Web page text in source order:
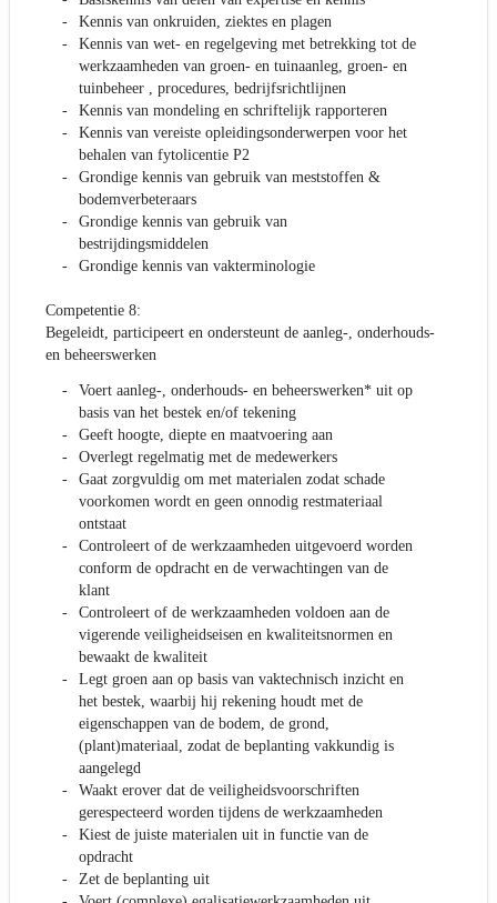
Kennis van onkruiden, ziektes en plagen
Kennis van wet- en regelgeving met betrekking tot de
werkzaamheden van groen- en tuinaanleg, groen- en
tuinbeheer , procedures, bedrijfsrichtlijnen
Kennis van mondeling en schriftelijk rapporteren
Kennis van vereiste opleidingsonderwerpen voor het
behalen van fytolicentie P2
Grondige kennis van gebruik van meststoffen &
bodemverbeteraars
Grondige kennis van gebruik van
bestrijdingsmiddelen
Grondige kennis van vakterminologie
Competentie 8:
Begeleidt, participeert en ondersteunt de aanleg-, onderhouds-
en beheerswerken
Voert aanleg-, onderhouds- en beheerswerken* uit op
basis van het bestek en/of tekening
Geeft hoogte, diepte en maatvoering aan
Overlegt regelmatig met de medewerkers
Gaat zorgvuldig om met materialen zodat schade
voorkomen wordt en geen onnodig restmateriaal
ontstaat
Controleert of de werkzaamheden uitgevoerd worden
conform de opdracht en de verwachtingen van de
klant
Controleert of de werkzaamheden voldoen aan de
vigerende veiligheidseisen en kwaliteitsnormen en
bewaakt de kwaliteit
Legt groen aan op basis van vaktechnisch inzicht en
het bestek, waarbij hij rekening houdt met de
eigenschappen van de bodem, de grond,
(plant)materiaal, zodat de beplanting vakkundig is
aangelegd
Waakt erover dat de veiligheidsvoorschriften
gerespecteerd worden tijdens de werkzaamheden
Kiest de juiste materialen uit in functie van de
opdracht
Zet de beplanting uit